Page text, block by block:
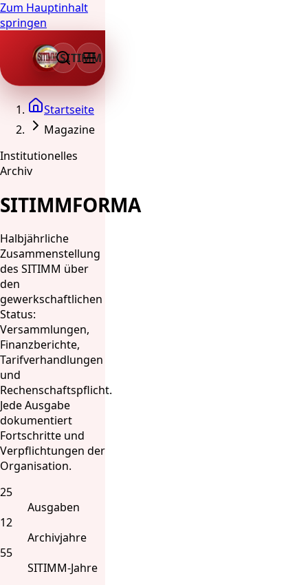
Zum Hauptinhalt
springen
SITIMM
Startseite
Magazine
Institutionelles
Archiv
SITIMMFORMA
Halbjährliche
Zusammenstellung
des SITIMM über
den
gewerkschaftlichen
Status:
Versammlungen,
Finanzberichte,
Tarifverhandlungen
und
Rechenschaftspflicht.
Jede Ausgabe
dokumentiert
Fortschritte und
Verpflichtungen der
Organisation.
25
Ausgaben
12
Archivjahre
55
SITIMM-Jahre